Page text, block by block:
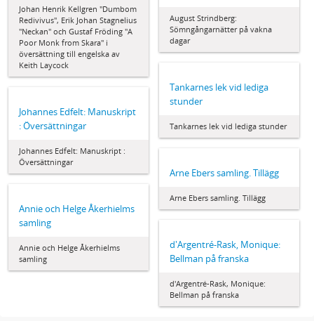
Johan Henrik Kellgren "Dumbom
Redivivus", Erik Johan Stagnelius
"Neckan" och Gustaf Fröding "A
Poor Monk from Skara" i
översättning till engelska av
Keith Laycock
August Strindberg:
Sömngångarnätter på vakna
dagar
Tankarnes lek vid lediga
stunder
Tankarnes lek vid lediga stunder
Johannes Edfelt: Manuskript
: Översättningar
Johannes Edfelt: Manuskript :
Översättningar
Arne Ebers samling. Tillägg
Arne Ebers samling. Tillägg
Annie och Helge Åkerhielms
samling
Annie och Helge Åkerhielms
samling
d'Argentré-Rask, Monique:
Bellman på franska
d'Argentré-Rask, Monique:
Bellman på franska